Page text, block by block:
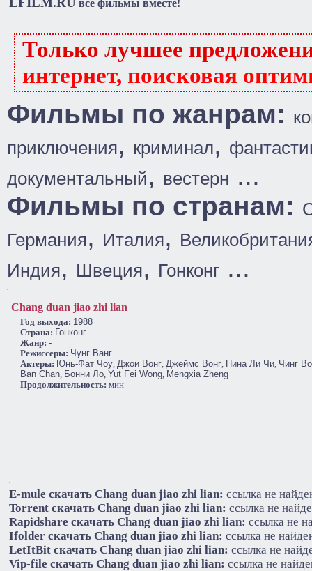
все фильмы вместе!
Только лучшее
интернет, поисковая
Фильмы по жанрам:
приключения, криминал,
документальный, вестерн ...
Фильмы по странам:
Германия, Италия,
Индия, Швеция, Гонконг ...
Chang duan jiao zhi lian
Год выхода: 1988
Cтрана:
Гонконг
Жанр: -
Режиссеры: Чунг Ванг
Актеры: Юнь-Фат Чоу, Джои Вонг, Джеймс Вонг, Нина Ли Чи, Чинг
Ban Chan, Бонни Ло, Yut Fei Wong, Mengxia Zheng
Продолжительность: мин
E-mule cкачать Chang duan jiao zhi lian: ссылка не
Torrent cкачать Chang duan jiao zhi lian: ссылка не
Rapidshare cкачать Chang duan jiao zhi lian: ссылка не
Ifolder cкачать Chang duan jiao zhi lian: ссылка не
LetItBit cкачать Chang duan jiao zhi lian: ссылка не
Vip-file cкачать Chang duan jiao zhi lian: ссылка не